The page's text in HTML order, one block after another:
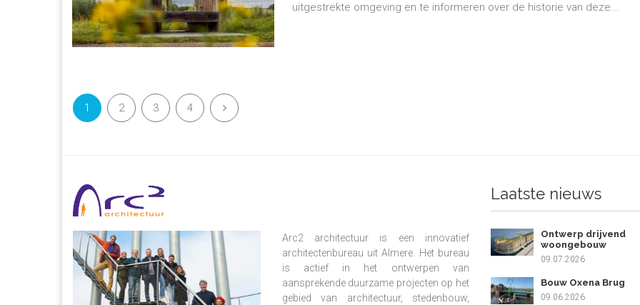
uitgestrekte omgeving en te informeren over de historie van deze...
1 2 3 4
Arc2 architectuur is een innovatief
architectenbureau uit Almere. Het bureau
is actief in het ontwerpen van
aansprekende duurzame projecten op het
gebied van architectuur, stedenbouw,
Laatste nieuws
Ontwerp drijvend
woongebouw
09.07.2026
Bouw Oxena Brug
09.06.2026